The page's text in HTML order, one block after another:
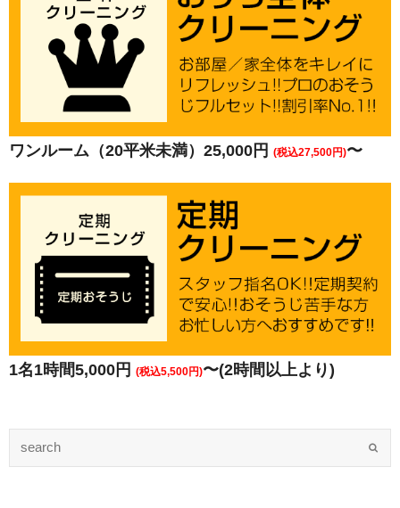
ワンルーム（20平米未満）25,000円 (税込27,500円)〜
1名1時間5,000円 (税込5,500円)〜(2時間以上より)